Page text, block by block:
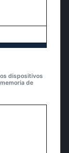
dispositivos
de